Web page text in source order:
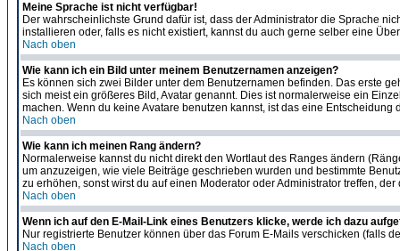
Meine Sprache ist nicht verfügbar!
Der wahrscheinlichste Grund dafür ist, dass der Administrator die Sprache
installieren oder, falls es nicht existiert, kannst du auch gerne selber eine
Nach oben
Wie kann ich ein Bild unter meinem Benutzernamen anzeigen?
Es können sich zwei Bilder unter dem Benutzernamen befinden. Das erste
sich meist ein größeres Bild, Avatar genannt. Dies ist normalerweise ein
machen. Wenn du keine Avatare benutzen kannst, ist das eine
Nach oben
Wie kann ich meinen Rang ändern?
Normalerweise kannst du nicht direkt den Wortlaut des Ranges ändern
um anzuzeigen, wie viele Beiträge geschrieben wurden und bestimmte
zu erhöhen, sonst wirst du auf einen Moderator oder Administrator treffen,
Nach oben
Wenn ich auf den E-Mail-Link eines Benutzers klicke, werde ich dazu
Nur registrierte Benutzer können über das Forum E-Mails verschicken (falls
Nach oben